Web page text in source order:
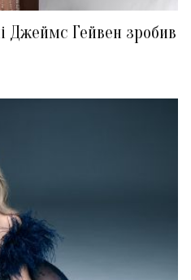
Джеймс Гейвен зробив